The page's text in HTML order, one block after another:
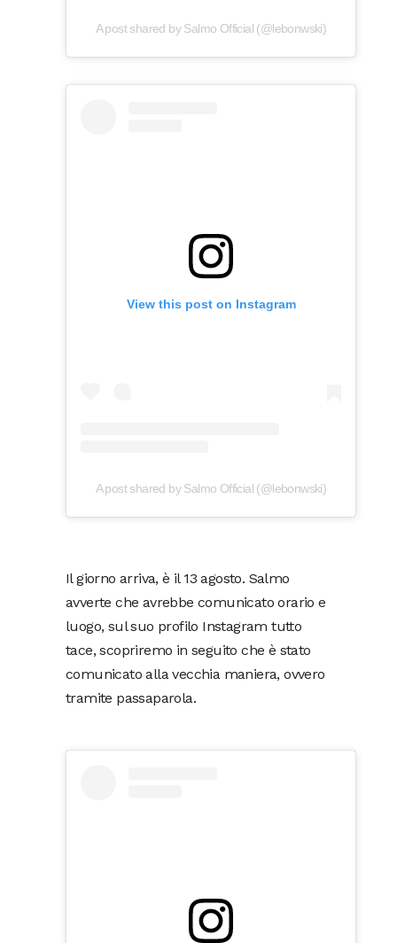
A post shared by Salmo Official (@lebonwski)
View this post on Instagram
A post shared by Salmo Official (@lebonwski)
Il giorno arriva, è il 13 agosto. Salmo
avverte che avrebbe comunicato orario e
luogo, sul suo profilo Instagram tutto
tace, scopriremo in seguito che è stato
comunicato alla vecchia maniera, ovvero
tramite passaparola.